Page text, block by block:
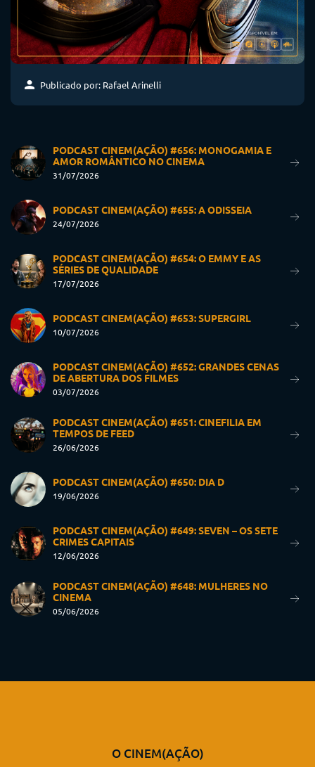
Publicado por: Rafael Arinelli
PODCAST CINEM(AÇÃO) #656: MONOGAMIA E
AMOR ROMÂNTICO NO CINEMA
31/07/2026
PODCAST CINEM(AÇÃO) #655: A ODISSEIA
24/07/2026
PODCAST CINEM(AÇÃO) #654: O EMMY E AS
SÉRIES DE QUALIDADE
17/07/2026
PODCAST CINEM(AÇÃO) #653: SUPERGIRL
10/07/2026
PODCAST CINEM(AÇÃO) #652: GRANDES CENAS
DE ABERTURA DOS FILMES
03/07/2026
PODCAST CINEM(AÇÃO) #651: CINEFILIA EM
TEMPOS DE FEED
26/06/2026
PODCAST CINEM(AÇÃO) #650: DIA D
19/06/2026
PODCAST CINEM(AÇÃO) #649: SEVEN – OS SETE
CRIMES CAPITAIS
12/06/2026
PODCAST CINEM(AÇÃO) #648: MULHERES NO
CINEMA
05/06/2026
O CINEM(AÇÃO)